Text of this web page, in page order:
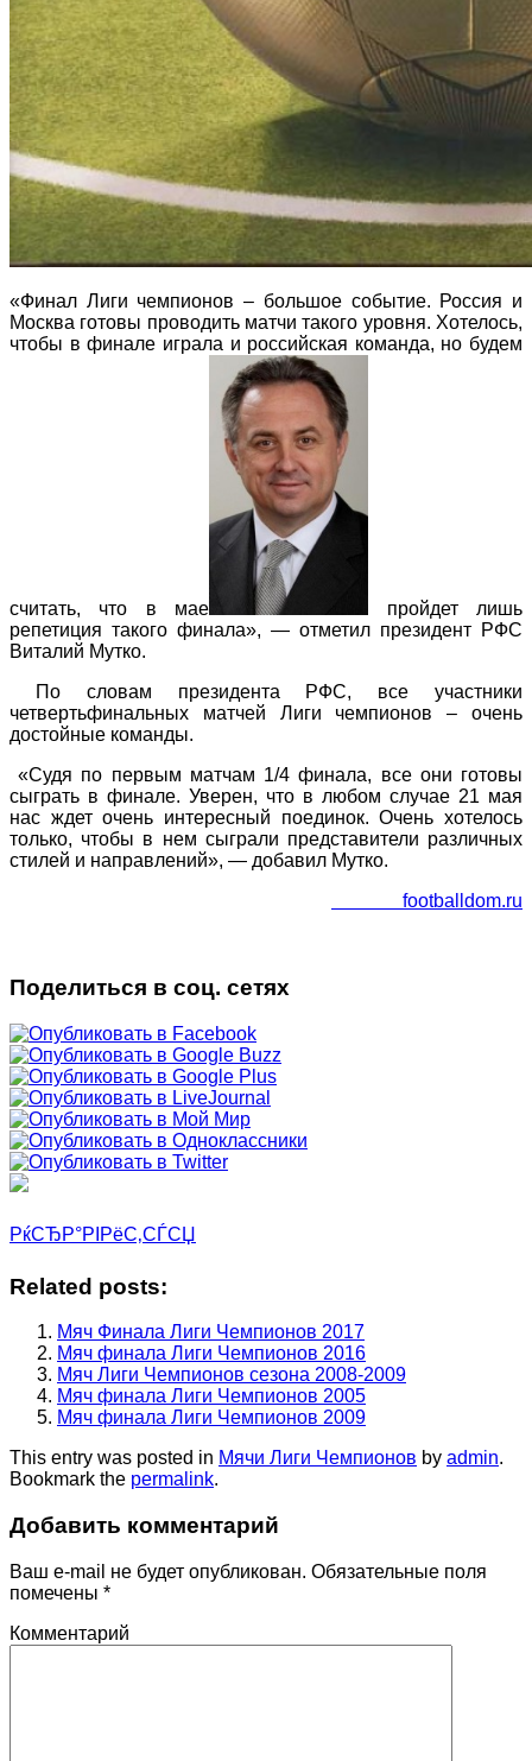
«Финал Лиги чемпионов – большое событие. Россия и
Москва готовы проводить матчи такого уровня. Хотелось,
чтобы в финале играла и российская команда, но будем
считать, что в мае
пройдет лишь
репетиция такого финала», — отметил президент РФС
Виталий Мутко.
По словам президента РФС, все участники
четвертьфинальных матчей Лиги чемпионов – очень
достойные команды.
«Судя по первым матчам 1/4 финала, все они готовы
сыграть в финале. Уверен, что в любом случае 21 мая
нас ждет очень интересный поединок. Очень хотелось
только, чтобы в нем сыграли представители различных
стилей и направлений», — добавил Мутко.
footballdom.ru
Поделиться в соц. сетях
РќСЂР°РІРёС‚СЃСЏ
Related posts:
Мяч Финала Лиги Чемпионов 2017
Мяч финала Лиги Чемпионов 2016
Мяч Лиги Чемпионов сезона 2008-2009
Мяч финала Лиги Чемпионов 2005
Мяч финала Лиги Чемпионов 2009
This entry was posted in Мячи Лиги Чемпионов by admin.
Bookmark the permalink.
Добавить комментарий
Ваш e-mail не будет опубликован. Обязательные поля
помечены *
Комментарий